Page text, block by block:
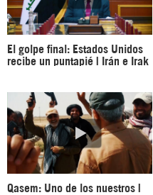
El golpe final: Estados Unidos
recibe un puntapié | Irán e Irak
Qasem: Uno de los nuestros |